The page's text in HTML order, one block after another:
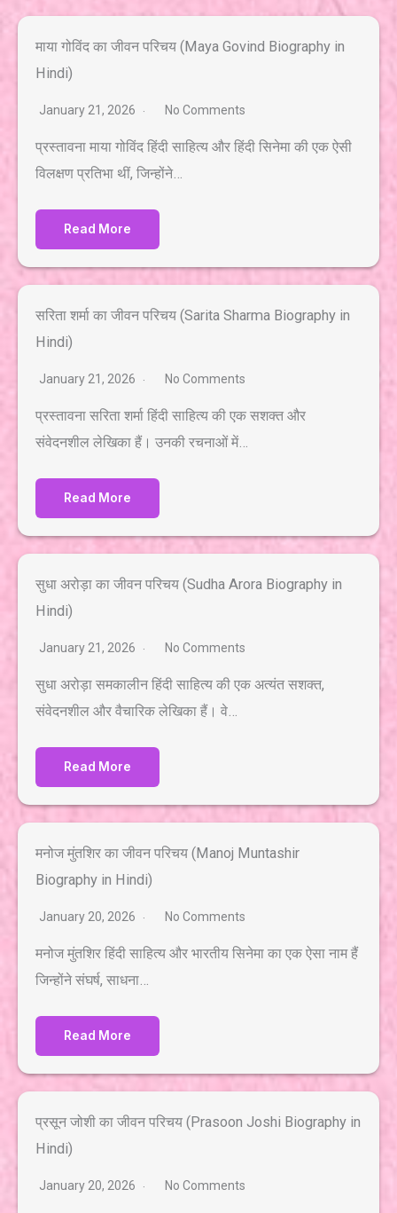
माया गोविंद का जीवन परिचय (Maya Govind Biography in
Hindi)
January 21, 2026 No Comments
प्रस्तावना माया गोविंद हिंदी साहित्य और हिंदी सिनेमा की एक ऐसी
विलक्षण प्रतिभा थीं, जिन्होंने…
Read More
सरिता शर्मा का जीवन परिचय (Sarita Sharma Biography in
Hindi)
January 21, 2026 No Comments
प्रस्तावना सरिता शर्मा हिंदी साहित्य की एक सशक्त और
संवेदनशील लेखिका हैं। उनकी रचनाओं में…
Read More
सुधा अरोड़ा का जीवन परिचय (Sudha Arora Biography in
Hindi)
January 21, 2026 No Comments
सुधा अरोड़ा समकालीन हिंदी साहित्य की एक अत्यंत सशक्त,
संवेदनशील और वैचारिक लेखिका हैं। वे…
Read More
मनोज मुंतशिर का जीवन परिचय (Manoj Muntashir
Biography in Hindi)
January 20, 2026 No Comments
मनोज मुंतशिर हिंदी साहित्य और भारतीय सिनेमा का एक ऐसा नाम हैं
जिन्होंने संघर्ष, साधना…
Read More
प्रसून जोशी का जीवन परिचय (Prasoon Joshi Biography in
Hindi)
January 20, 2026 No Comments